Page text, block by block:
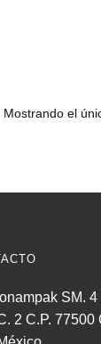
Mostrando el
SM.
2 C.P. 77500